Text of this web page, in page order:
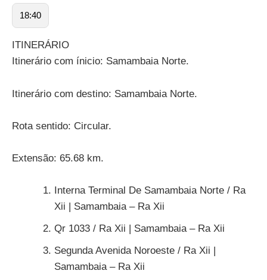
18:40
ITINERÁRIO
Itinerário com ínicio: Samambaia Norte.
Itinerário com destino: Samambaia Norte.
Rota sentido: Circular.
Extensão: 65.68 km.
Interna Terminal De Samambaia Norte / Ra
Xii | Samambaia – Ra Xii
Qr 1033 / Ra Xii | Samambaia – Ra Xii
Segunda Avenida Noroeste / Ra Xii |
Samambaia – Ra Xii